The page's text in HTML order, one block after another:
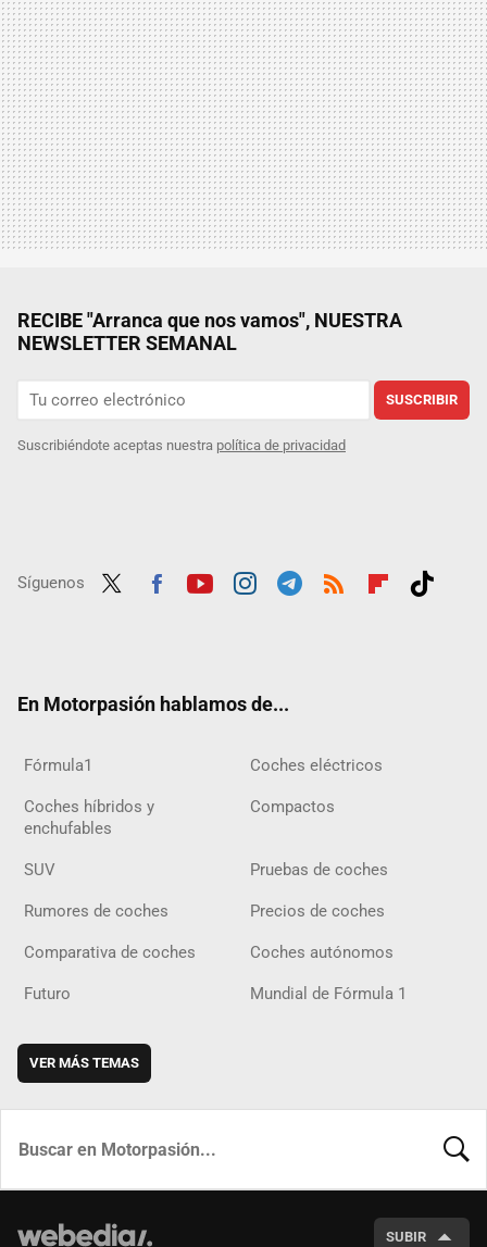
RECIBE "Arranca que nos vamos", NUESTRA
NEWSLETTER SEMANAL
SUSCRIBIR
Suscribiéndote aceptas nuestra política de privacidad
Síguenos
En Motorpasión hablamos de...
Fórmula1 Coches eléctricos
Coches híbridos y
enchufables
Compactos
SUV Pruebas de coches
Rumores de coches Precios de coches
Comparativa de coches Coches autónomos
Futuro Mundial de Fórmula 1
VER MÁS TEMAS
SUBIR